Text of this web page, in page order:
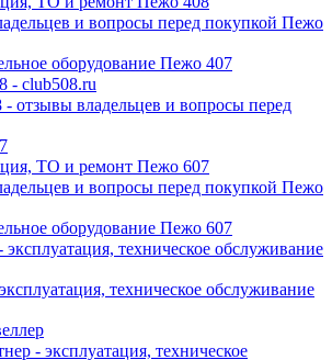
и вопросы перед покупкой Пежо
оборудование Пежо 407
- club508.ru
владельцев и вопросы перед
ТО и ремонт Пежо 607
и вопросы перед покупкой Пежо
оборудование Пежо 607
техническое обслуживание
техническое обслуживание
- эксплуатация, техническое